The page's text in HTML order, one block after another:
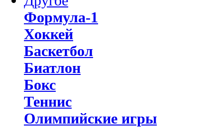
Формула-1
Хоккей
Баскетбол
Биатлон
Бокс
Теннис
Олимпийские игры